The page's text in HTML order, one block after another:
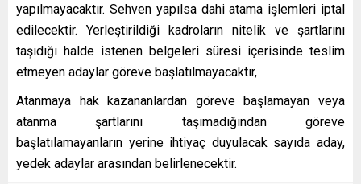
yapılmayacaktır. Sehven yapılsa dahi atama işlemleri iptal
edilecektir. Yerleştirildiği kadroların nitelik ve şartlarını
taşıdığı halde istenen belgeleri süresi içerisinde teslim
etmeyen adaylar göreve başlatılmayacaktır,
Atanmaya hak kazananlardan göreve başlamayan veya
atanma şartlarını taşımadığından göreve
başlatılamayanların yerine ihtiyaç duyulacak sayıda aday,
yedek adaylar arasından belirlenecektir.